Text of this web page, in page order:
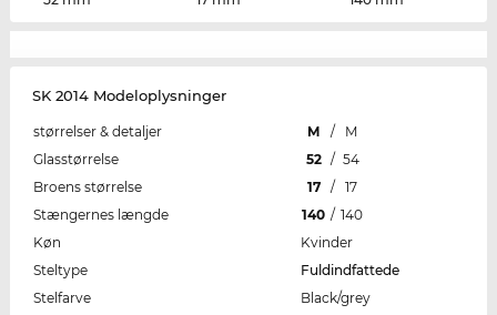
SK 2014 Modeloplysninger
størrelser & detaljer M /
M
Glasstørrelse
52 / 54
Broens størrelse
17 /
17
Stængernes længde
140 / 140
Køn
Kvinder
Steltype
Fuldindfattede
Stelfarve
Black/grey